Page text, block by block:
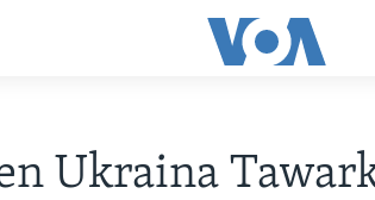
Ukraina